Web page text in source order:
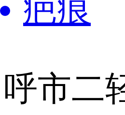
疤痕
呼市二